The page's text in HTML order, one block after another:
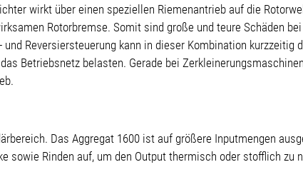
wirkt über einen speziellen Riemenantrieb auf die
Rotorbremse. Somit sind große und teure Schäden bei
Reversiersteuerung kann in dieser Kombination kurzzeitig
Betriebsnetz belasten. Gerade bei
Das Aggregat 1600 ist auf größere Inputmengen
sowie Rinden auf, um den Output thermisch oder stofflich zu